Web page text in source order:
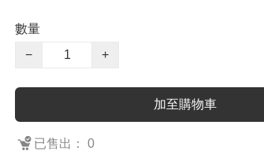
數量
−
+
加至購物車
已售出： 0